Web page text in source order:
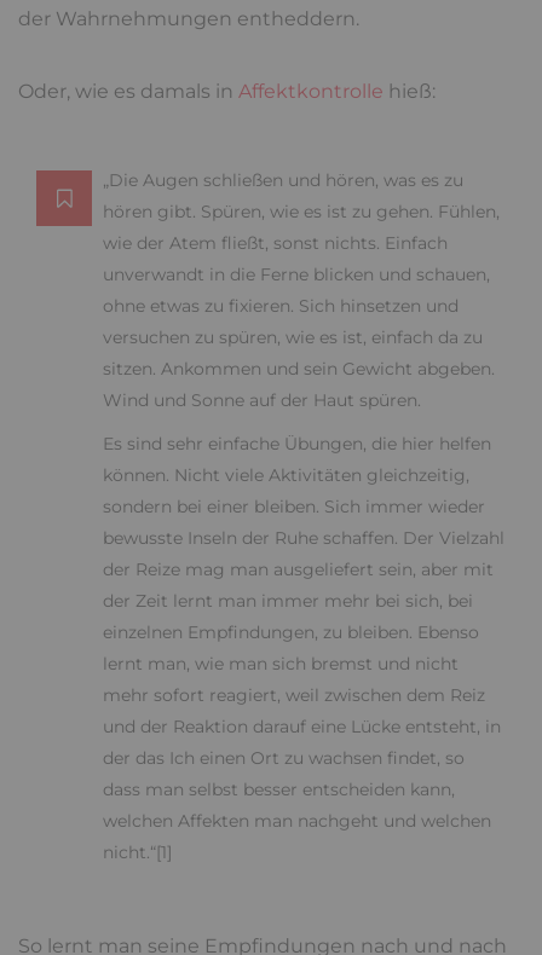
der Wahrnehmungen entheddern.
Oder, wie es damals in Affektkontrolle hieß:
„Die Augen schließen und hören, was es zu
hören gibt. Spüren, wie es ist zu gehen. Fühlen,
wie der Atem fließt, sonst nichts. Einfach
unverwandt in die Ferne blicken und schauen,
ohne etwas zu fixieren. Sich hinsetzen und
versuchen zu spüren, wie es ist, einfach da zu
sitzen. Ankommen und sein Gewicht abgeben.
Wind und Sonne auf der Haut spüren.
Es sind sehr einfache Übungen, die hier helfen
können. Nicht viele Aktivitäten gleichzeitig,
sondern bei einer bleiben. Sich immer wieder
bewusste Inseln der Ruhe schaffen. Der Vielzahl
der Reize mag man ausgeliefert sein, aber mit
der Zeit lernt man immer mehr bei sich, bei
einzelnen Empfindungen, zu bleiben. Ebenso
lernt man, wie man sich bremst und nicht
mehr sofort reagiert, weil zwischen dem Reiz
und der Reaktion darauf eine Lücke entsteht, in
der das Ich einen Ort zu wachsen findet, so
dass man selbst besser entscheiden kann,
welchen Affekten man nachgeht und welchen
nicht.“[1]
So lernt man seine Empfindungen nach und nach